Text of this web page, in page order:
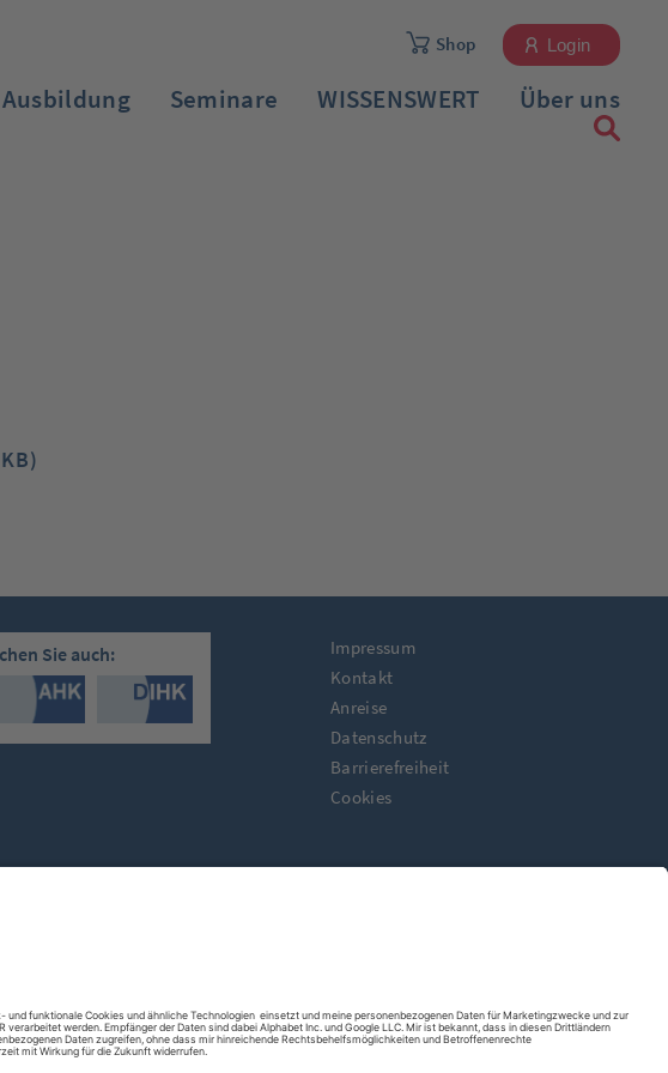
Login
Shop
Ausbildung Seminare WISSENSWERT Über uns
Sie auch:
Impressum
Kontakt
Anreise
Datenschutz
Barrierefreiheit
Cookies